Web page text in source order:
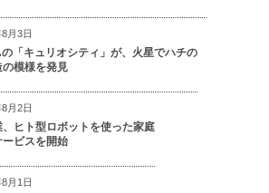
月3日
「キュリオシティ」が、火星でハチの
の模様を発見
月2日
、ヒト型ロボットを使った家庭
ービスを開始
月1日